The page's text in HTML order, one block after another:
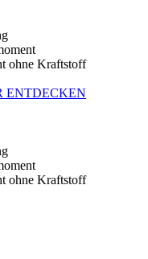
ohne Kraftstoff
ENTDECKEN
ohne Kraftstoff